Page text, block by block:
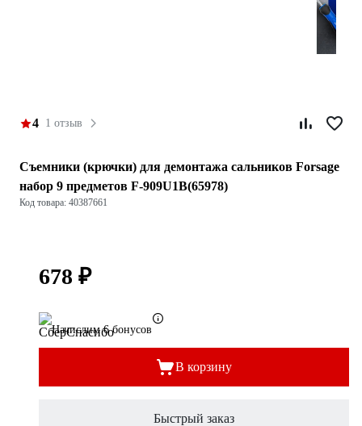
4 1 отзыв
Съемники (крючки) для демонтажа сальников Forsage
набор 9 предметов F-909U1B(65978)
Код товара: 40387661
678 ₽
Начислим 6 бонусов
В корзину
Быстрый заказ